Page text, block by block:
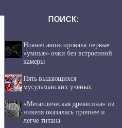
ПОИСК:
Huawei анонсировала первые
«умные» очки без встроенной
камеры
Пять выдающихся
мусульманских учёных
«Металлическая древесина» из
никеля оказалась прочнее и
легче титана